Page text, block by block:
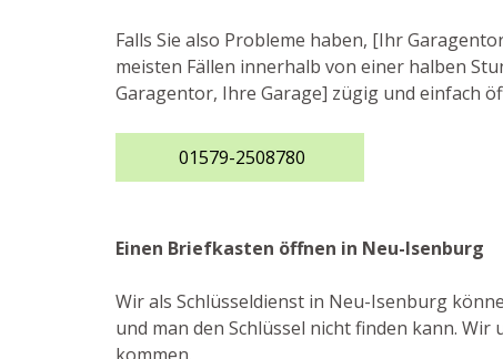
Falls Sie also Probleme haben, [Ihr
meisten Fällen innerhalb von einer halben
Garagentor, Ihre Garage] zügig und einfach
01579-2508780
Einen Briefkasten öffnen in Neu-Isenburg
Wir als Schlüsseldienst in Neu-Isenburg
und man den Schlüssel nicht finden kann.